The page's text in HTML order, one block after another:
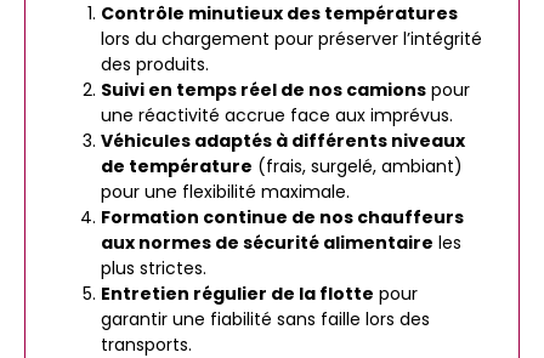
Contrôle minutieux des températures
lors du chargement pour préserver l’intégrité
des produits.
Suivi en temps réel de nos camions pour
une réactivité accrue face aux imprévus.
Véhicules adaptés à différents niveaux
de température (frais, surgelé, ambiant)
pour une flexibilité maximale.
Formation continue de nos chauffeurs
aux normes de sécurité alimentaire les
plus strictes.
Entretien régulier de la flotte pour
garantir une fiabilité sans faille lors des
transports.